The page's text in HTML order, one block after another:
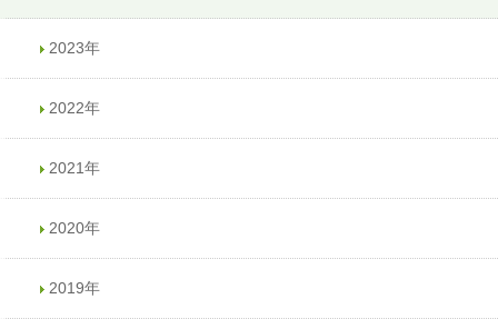
2023年
2022年
2021年
2020年
2019年